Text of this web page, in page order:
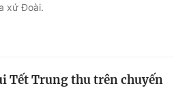
xứ Đoài.
Tết Trung thu trên chuyến